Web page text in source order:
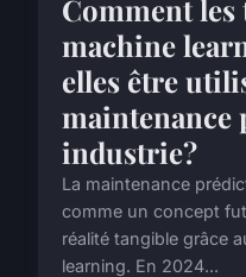
Comment les
machine
elles être
maintenance
industrie?
La maintenance
comme un concept
réalité tangible grâce
learning. En 2024...